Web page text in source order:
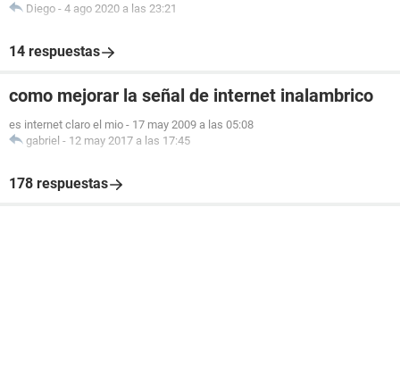
Diego - 4 ago 2020 a las 23:21
14 respuestas
como mejorar la señal de internet inalambrico
es internet claro el mio - 17 may 2009 a las 05:08
gabriel - 12 may 2017 a las 17:45
178 respuestas